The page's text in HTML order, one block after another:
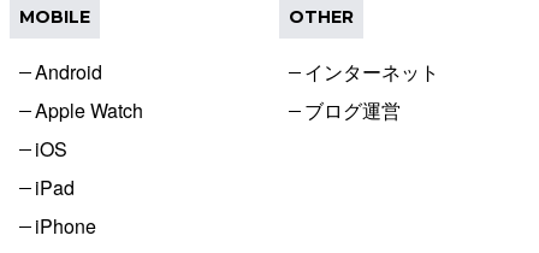
MOBILE
Android
Apple Watch
iOS
iPad
iPhone
OTHER
インターネット
ブログ運営